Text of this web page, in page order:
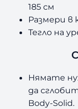
185 см
Размери в
Тегло на
Нямате
да
Body-Solid.